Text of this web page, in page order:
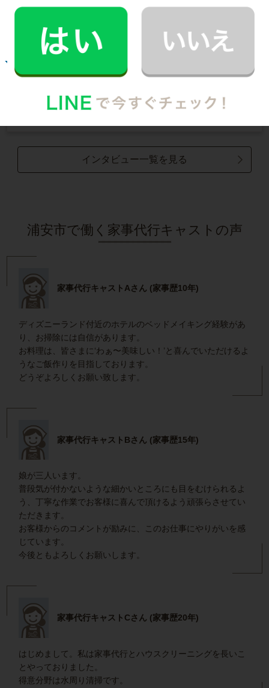
お掃除
E.O.さん
30代 共働き 育児休暇中
いつもお家がキレイなママ友がCaSyを使って
インタビュー一覧を見る
浦安市で働く家事代行キャストの声
家事代行キャストAさん (家事歴10年)
ディズニーランド付近のホテルのベッドメイキング経験があ
り、お掃除には自信があります。
お料理は、皆さまに‘わぁ〜美味しい！’と喜んでいただけるよ
うなご飯作りを目指しております。
どうぞよろしくお願い致します。
家事代行キャストBさん (家事歴15年)
娘が三人います。
普段気が付かないような細かいところにも目をむけられるよ
う、丁寧な作業でお客様に喜んで頂けるよう頑張らさせてい
ただきます。
お客様からのコメントが励みに、このお仕事にやりがいを感
じています。
今後ともよろしくお願いします。
家事代行キャストCさん (家事歴20年)
はじめまして。私は家事代行とハウスクリーニングを長いこ
とやっておりました。
得意分野は水周り清掃です。